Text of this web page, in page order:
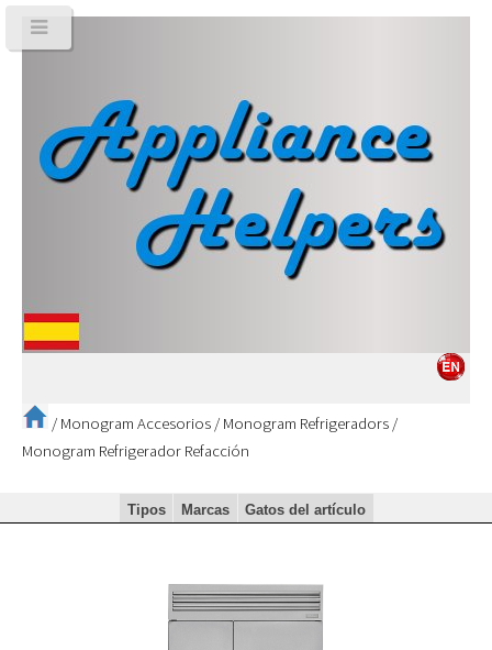
/ Monogram Accesorios / Monogram Refrigeradors /
Monogram Refrigerador Refacción
Tipos Marcas Gatos del artículo